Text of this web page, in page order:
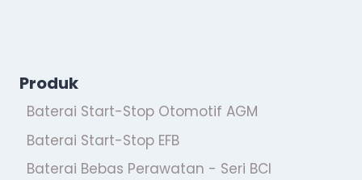
Produk
Baterai Start-Stop Otomotif AGM
Baterai Start-Stop EFB
Baterai Bebas Perawatan - Seri BCI